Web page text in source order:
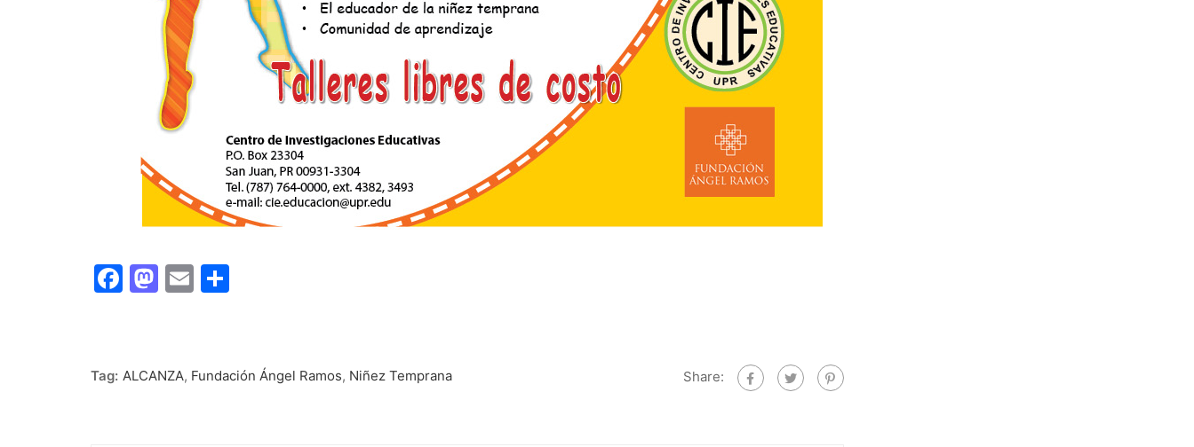
Facebook
Mastodon
Email
Tag: ALCANZA, Fundación Ángel Ramos, Niñez Temprana Share: